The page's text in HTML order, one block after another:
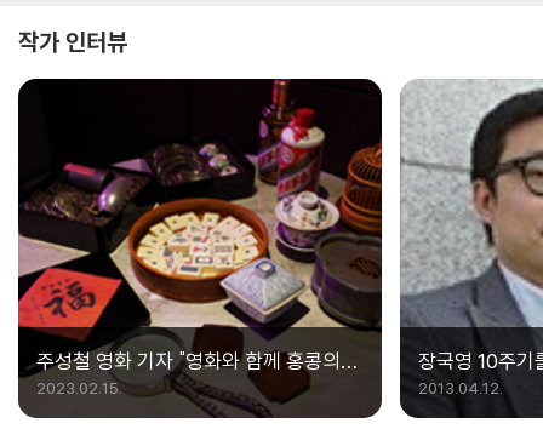
작가 인터뷰
주성철 영화 기자 "영화와 함께 홍콩의
추억을 걷다"
2023.02.15.
장국영 10주기
채운 그리움의
2013.04.12.